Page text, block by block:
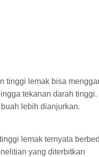
tinggi lemak bisa
tekanan darah tinggi.
lebih dianjurkan.
lemak ternyata
yang diterbitkan